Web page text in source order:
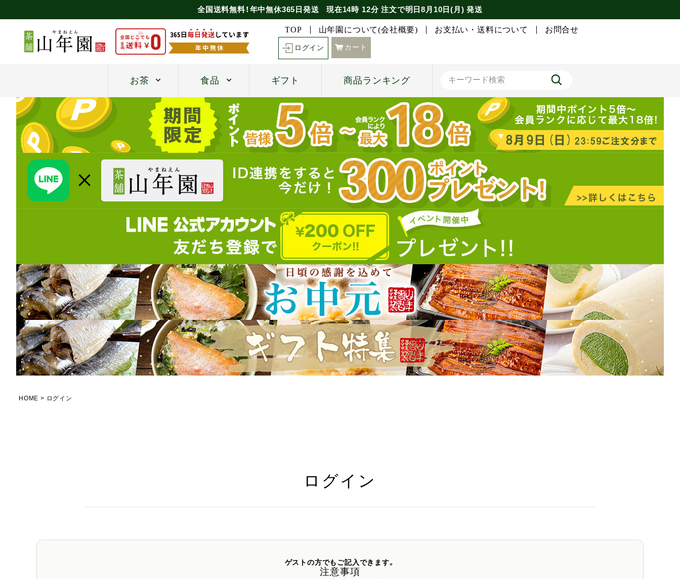
全国送料無料！年中無休365日発送 現在14時 12分注文で明日8月10日(月) 発送
TOP 山年園について(会社概要) お支払い・送料について お問合せ
ログイン カート
お茶 食品 ギフト 商品ランキング
HOME ログイン
ログイン
ゲストの方でもご記入できます。
注意事項